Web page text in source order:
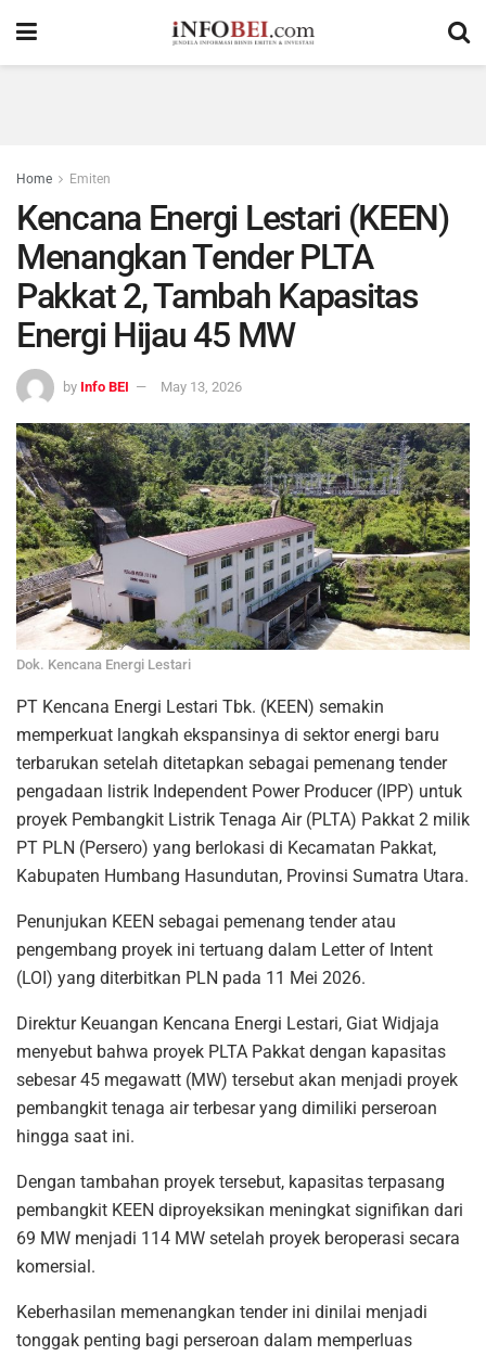
Home Emiten
Kencana Energi Lestari (KEEN)
Menangkan Tender PLTA
Pakkat 2, Tambah Kapasitas
Energi Hijau 45 MW
by Info BEI May 13, 2026
Dok. Kencana Energi Lestari
PT Kencana Energi Lestari Tbk. (KEEN) semakin
memperkuat langkah ekspansinya di sektor energi baru
terbarukan setelah ditetapkan sebagai pemenang tender
pengadaan listrik Independent Power Producer (IPP) untuk
proyek Pembangkit Listrik Tenaga Air (PLTA) Pakkat 2 milik
PT PLN (Persero) yang berlokasi di Kecamatan Pakkat,
Kabupaten Humbang Hasundutan, Provinsi Sumatra Utara.
Penunjukan KEEN sebagai pemenang tender atau
pengembang proyek ini tertuang dalam Letter of Intent
(LOI) yang diterbitkan PLN pada 11 Mei 2026.
Direktur Keuangan Kencana Energi Lestari, Giat Widjaja
menyebut bahwa proyek PLTA Pakkat dengan kapasitas
sebesar 45 megawatt (MW) tersebut akan menjadi proyek
pembangkit tenaga air terbesar yang dimiliki perseroan
hingga saat ini.
Dengan tambahan proyek tersebut, kapasitas terpasang
pembangkit KEEN diproyeksikan meningkat signifikan dari
69 MW menjadi 114 MW setelah proyek beroperasi secara
komersial.
Keberhasilan memenangkan tender ini dinilai menjadi
tonggak penting bagi perseroan dalam memperluas